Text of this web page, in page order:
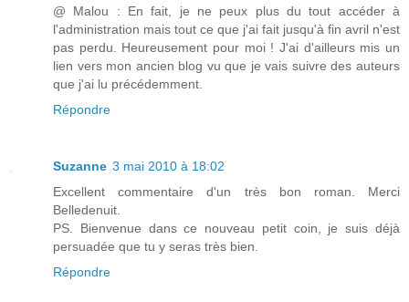
@ Malou : En fait, je ne peux plus du tout accéder à
l'administration mais tout ce que j'ai fait jusqu'à fin avril n'est
pas perdu. Heureusement pour moi ! J'ai d'ailleurs mis un
lien vers mon ancien blog vu que je vais suivre des auteurs
que j'ai lu précédemment.
Répondre
Suzanne 3 mai 2010 à 18:02
Excellent commentaire d'un très bon roman. Merci
Belledenuit.
PS. Bienvenue dans ce nouveau petit coin, je suis déjà
persuadée que tu y seras très bien.
Répondre